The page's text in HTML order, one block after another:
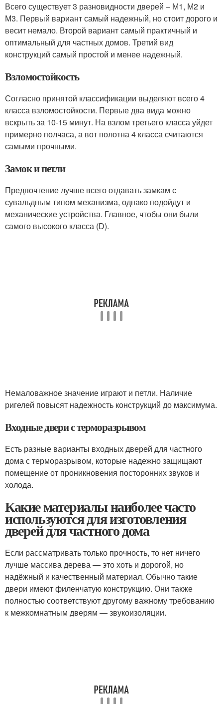
Всего существует 3 разновидности дверей – М1, М2 и
М3. Первый вариант самый надежный, но стоит дорого и
весит немало. Второй вариант самый практичный и
оптимальный для частных домов. Третий вид
конструкций самый простой и менее надежный.
Взломостойкость
Согласно принятой классификации выделяют всего 4
класса взломостойкости. Первые два вида можно
вскрыть за 10-15 минут. На взлом третьего класса уйдет
примерно полчаса, а вот полотна 4 класса считаются
самыми прочными.
Замок и петли
Предпочтение лучше всего отдавать замкам с
сувальдным типом механизма, однако подойдут и
механические устройства. Главное, чтобы они были
самого высокого класса (D).
Немаловажное значение играют и петли. Наличие
ригелей повысят надежность конструкций до максимума.
Входные двери с терморазрывом
Есть разные варианты входных дверей для частного
дома с терморазрывом, которые надежно защищают
помещение от проникновения посторонних звуков и
холода.
Какие материалы наиболее часто
используются для изготовления
дверей для частного дома
Если рассматривать только прочность, то нет ничего
лучше массива дерева — это хоть и дорогой, но
надёжный и качественный материал. Обычно такие
двери имеют филенчатую конструкцию. Они также
полностью соответствуют другому важному требованию
к межкомнатным дверям — звукоизоляции.